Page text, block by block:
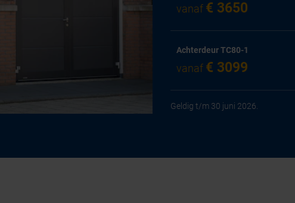
vanaf € 3650
Achterdeur TC80-1
vanaf € 3099
Geldig t/m 30 juni 2026.